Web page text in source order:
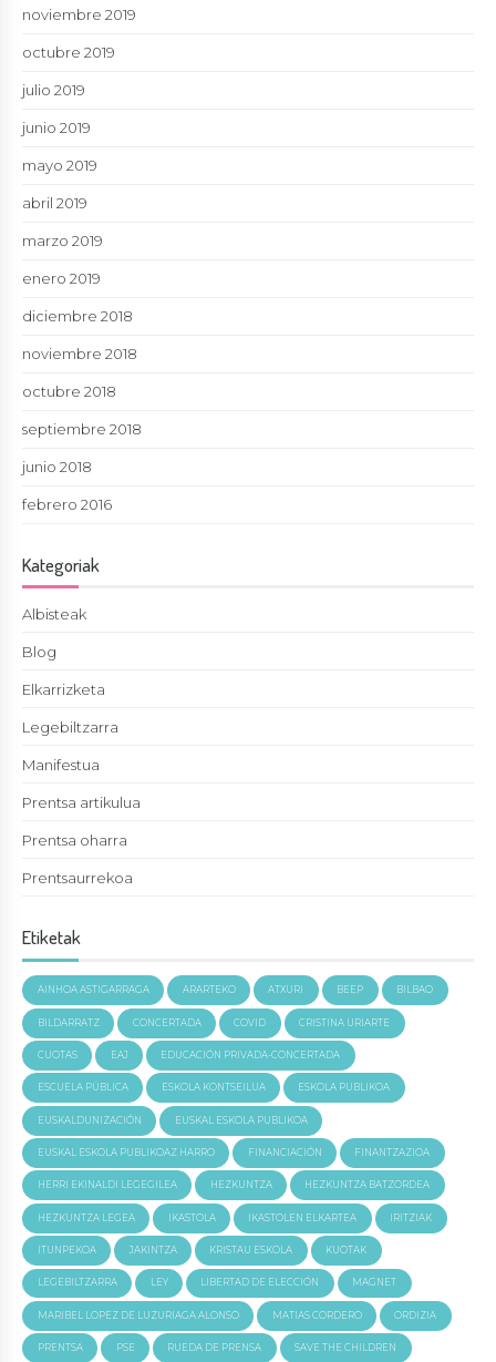
noviembre 2019
octubre 2019
julio 2019
junio 2019
mayo 2019
abril 2019
marzo 2019
enero 2019
diciembre 2018
noviembre 2018
octubre 2018
septiembre 2018
junio 2018
febrero 2016
Kategoriak
Albisteak
Blog
Elkarrizketa
Legebiltzarra
Manifestua
Prentsa artikulua
Prentsa oharra
Prentsaurrekoa
Etiketak
AINHOA ASTIGARRAGA ARARTEKO ATXURI BEEP BILBAO
BILDARRATZ CONCERTADA COVID CRISTINA URIARTE
CUOTAS EAJ EDUCACIÓN PRIVADA-CONCERTADA
ESCUELA PÚBLICA ESKOLA KONTSEILUA ESKOLA PUBLIKOA
EUSKALDUNIZACIÓN EUSKAL ESKOLA PUBLIKOA
EUSKAL ESKOLA PUBLIKOAZ HARRO FINANCIACIÓN FINANTZAZIOA
HERRI EKINALDI LEGEGILEA HEZKUNTZA HEZKUNTZA BATZORDEA
HEZKUNTZA LEGEA IKASTOLA IKASTOLEN ELKARTEA IRITZIAK
ITUNPEKOA JAKINTZA KRISTAU ESKOLA KUOTAK
LEGEBILTZARRA LEY LIBERTAD DE ELECCIÓN MAGNET
MARIBEL LOPEZ DE LUZURIAGA ALONSO MATIAS CORDERO ORDIZIA
PRENTSA PSE RUEDA DE PRENSA SAVE THE CHILDREN